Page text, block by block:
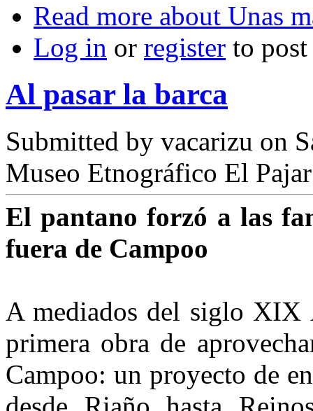
Read more about Unas
Log in or register to
Al pasar la barca
Submitted by vacarizu on
Museo Etnográfico El Pajar
El pantano forzó a las
fuera de Campoo
A mediados del siglo XIX
primera obra de
Campoo: un proyecto de